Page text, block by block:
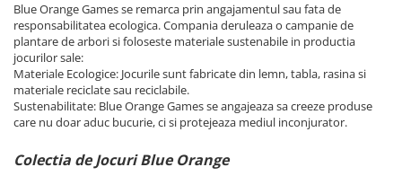
Blue Orange Games se remarca prin angajamentul sau fata de
responsabilitatea ecologica. Compania deruleaza o campanie de
plantare de arbori si foloseste materiale sustenabile in productia
jocurilor sale:
Materiale Ecologice: Jocurile sunt fabricate din lemn, tabla, rasina si
materiale reciclate sau reciclabile.
Sustenabilitate: Blue Orange Games se angajeaza sa creeze produse
care nu doar aduc bucurie, ci si protejeaza mediul inconjurator.
Colectia de Jocuri Blue Orange